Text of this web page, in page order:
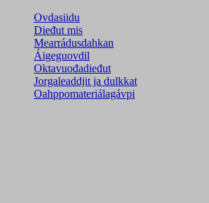
Ovdasiidu
Dieđut mis
Mearrádusdahkan
Áigeguovdil
Oktavuođadieđut
Jorgaleaddjit ja dulkkat
Oahppomateriálagávpi